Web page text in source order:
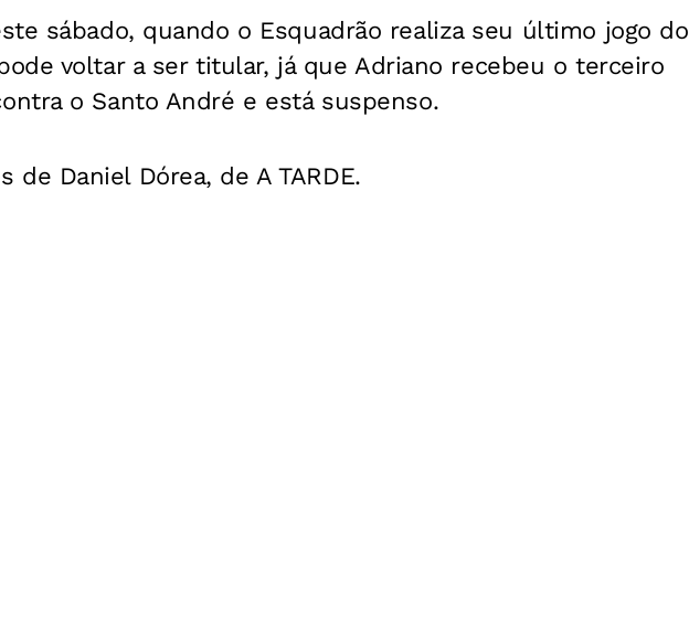
sábado, quando o Esquadrão realiza seu último jogo do
voltar a ser titular, já que Adriano recebeu o terceiro
o Santo André e está suspenso.
de Daniel Dórea, de A TARDE.